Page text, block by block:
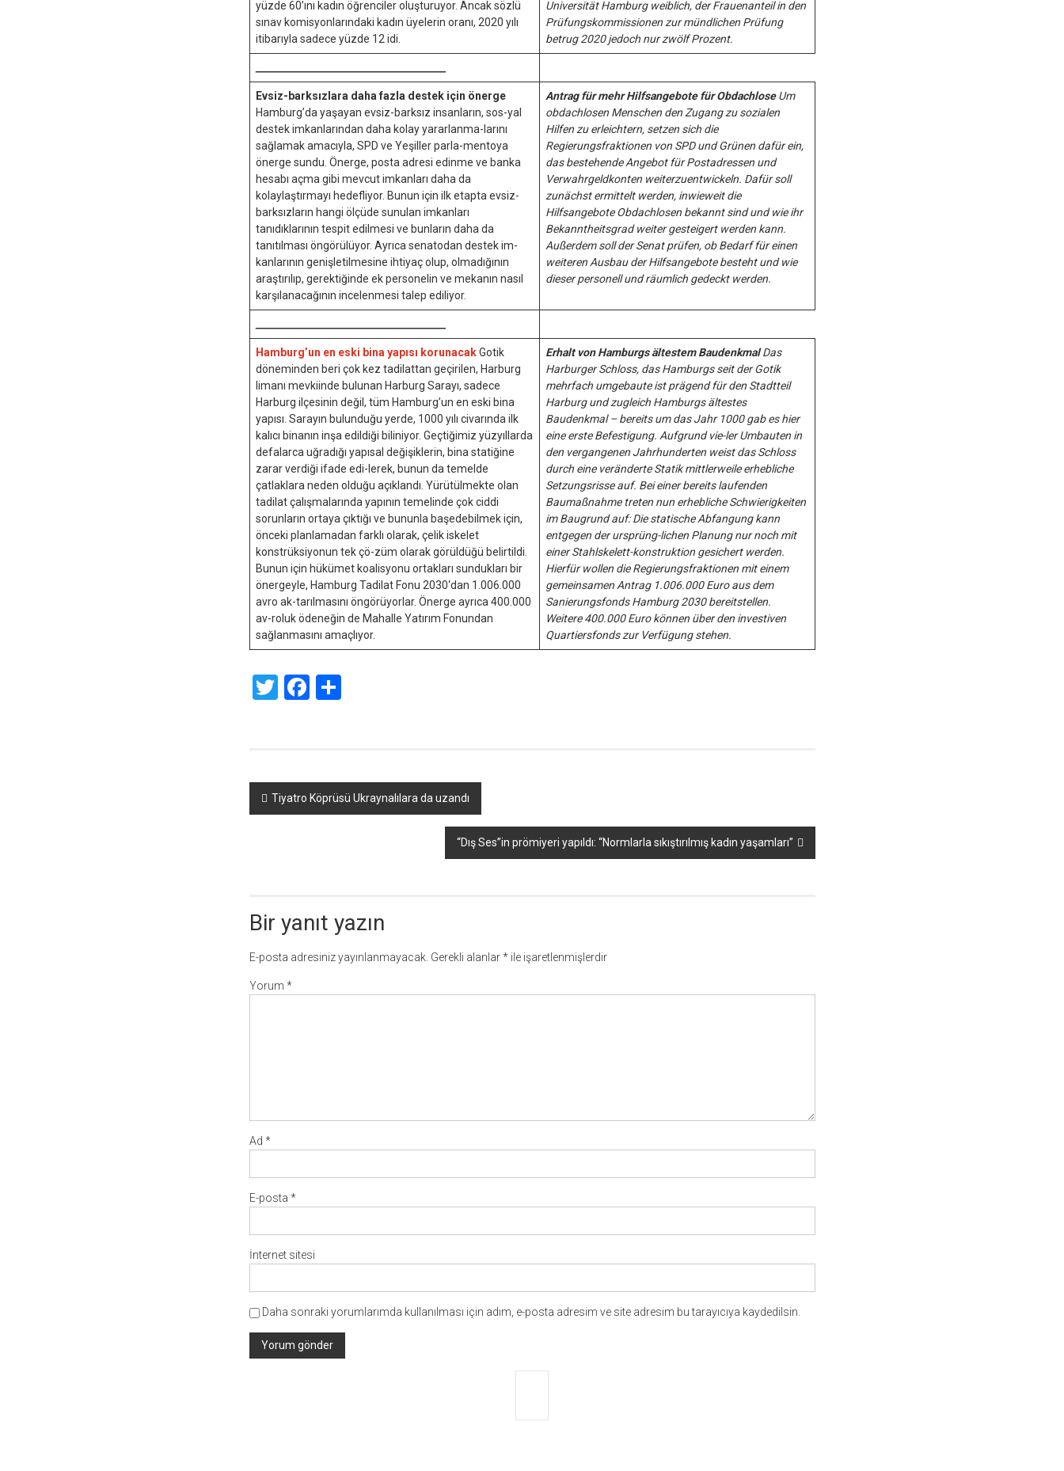
yüzde 60’ını kadın öğrenciler oluşturuyor. Ancak sözlü
sınav komisyonlarındaki kadın üyelerin oranı, 2020 yılı
itibarıyla sadece yüzde 12 idi.
Universität Hamburg weiblich, der Frauenanteil in den
Prüfungskommissionen zur mündlichen Prüfung
betrug 2020 jedoch nur zwölf Prozent.
Evsiz-barksızlara daha fazla destek için önerge
Hamburg’da yaşayan evsiz-barksız insanların, sos-yal
destek imkanlarından daha kolay yararlanma-larını
sağlamak amacıyla, SPD ve Yeşiller parla-mentoya
önerge sundu. Önerge, posta adresi edinme ve banka
hesabı açma gibi mevcut imkanları daha da
kolaylaştırmayı hedefliyor. Bunun için ilk etapta evsiz-
barksızların hangi ölçüde sunulan imkanları
tanıdıklarının tespit edilmesi ve bunların daha da
tanıtılması öngörülüyor. Ayrıca senatodan destek im-
kanlarının genişletilmesine ihtiyaç olup, olmadığının
araştırılıp, gerektiğinde ek personelin ve mekanın nasıl
karşılanacağının incelenmesi talep ediliyor.
Antrag für mehr Hilfsangebote für Obdachlose Um
obdachlosen Menschen den Zugang zu sozialen
Hilfen zu erleichtern, setzen sich die
Regierungsfraktionen von SPD und Grünen dafür ein,
das bestehende Angebot für Postadressen und
Verwahrgeldkonten weiterzuentwickeln. Dafür soll
zunächst ermittelt werden, inwieweit die
Hilfsangebote Obdachlosen bekannt sind und wie ihr
Bekanntheitsgrad weiter gesteigert werden kann.
Außerdem soll der Senat prüfen, ob Bedarf für einen
weiteren Ausbau der Hilfsangebote besteht und wie
dieser personell und räumlich gedeckt werden.
Hamburg’un en eski bina yapısı korunacakGotik
döneminden beri çok kez tadilattan geçirilen, Harburg
limanı mevkiinde bulunan Harburg Sarayı, sadece
Harburg ilçesinin değil, tüm Hamburg’un en eski bina
yapısı. Sarayın bulunduğu yerde, 1000 yılı civarında ilk
kalıcı binanın inşa edildiği biliniyor. Geçtiğimiz yüzyıllarda
defalarca uğradığı yapısal değişiklerin, bina statiğine
zarar verdiği ifade edi-lerek, bunun da temelde
çatlaklara neden olduğu açıklandı. Yürütülmekte olan
tadilat çalışmalarında yapının temelinde çok ciddi
sorunların ortaya çıktığı ve bununla başedebilmek için,
önceki planlamadan farklı olarak, çelik iskelet
konstrüksiyonun tek çö-züm olarak görüldüğü belirtildi.
Bunun için hükümet koalisyonu ortakları sundukları bir
önergeyle, Hamburg Tadilat Fonu 2030‘dan 1.006.000
avro ak-tarılmasını öngörüyorlar. Önerge ayrıca 400.000
av-roluk ödeneğin de Mahalle Yatırım Fonundan
sağlanmasını amaçlıyor.
Erhalt von Hamburgs ältestem Baudenkmal Das
Harburger Schloss, das Hamburgs seit der Gotik
mehrfach umgebaute ist prägend für den Stadtteil
Harburg und zugleich Hamburgs ältestes
Baudenkmal – bereits um das Jahr 1000 gab es hier
eine erste Befestigung. Aufgrund vie-ler Umbauten in
den vergangenen Jahrhunderten weist das Schloss
durch eine veränderte Statik mittlerweile erhebliche
Setzungsrisse auf. Bei einer bereits laufenden
Baumaßnahme treten nun erhebliche Schwierigkeiten
im Baugrund auf: Die statische Abfangung kann
entgegen der ursprüng-lichen Planung nur noch mit
einer Stahlskelett-konstruktion gesichert werden.
Hierfür wollen die Regierungsfraktionen mit einem
gemeinsamen Antrag 1.006.000 Euro aus dem
Sanierungsfonds Hamburg 2030 bereitstellen.
Weitere 400.000 Euro können über den investiven
Quartiersfonds zur Verfügung stehen.
TwitterFacebook
Share
Yazı
dolaşımı
Tiyatro Köprüsü Ukraynalılara da uzandı
“Dış Ses”in prömiyeri yapıldı: “Normlarla sıkıştırılmış kadın yaşamları”
Bir yanıt yazın
E-posta adresiniz yayınlanmayacak. Gerekli alanlar*ile işaretlenmişlerdir
Yorum *
Ad *
E-posta *
İnternet sitesi
Daha sonraki yorumlarımda kullanılması için adım, e-posta adresim ve site adresim bu tarayıcıya kaydedilsin.